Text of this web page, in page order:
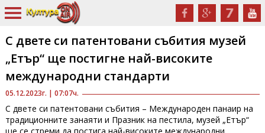
05.12.2023г. | 07:07ч.
С двете си патентовани събития музей
„Етър“ ще постигне най-високите
международни стандарти
С двете си патентовани събития – Международен панаир на
традиционните занаяти и Празник на пестила, музей „Етър“